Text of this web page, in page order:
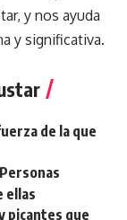
y nos ayuda
y significativa.
de la que
ellas
picantes que